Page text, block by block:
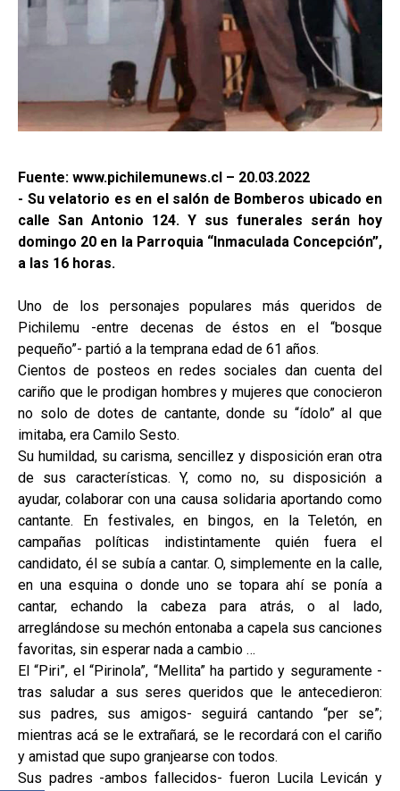
Fuente: www.pichilemunews.cl – 20.03.2022
- Su velatorio es en el salón de Bomberos ubicado en
calle San Antonio 124. Y sus funerales serán hoy
domingo 20 en la Parroquia “Inmaculada Concepción”,
a las 16 horas.
Uno de los personajes populares más queridos de
Pichilemu -entre decenas de éstos en el “bosque
pequeño”- partió a la temprana edad de 61 años.
Cientos de posteos en redes sociales dan cuenta del
cariño que le prodigan hombres y mujeres que conocieron
no solo de dotes de cantante, donde su “ídolo” al que
imitaba, era Camilo Sesto.
Su humildad, su carisma, sencillez y disposición eran otra
de sus características. Y, como no, su disposición a
ayudar, colaborar con una causa solidaria aportando como
cantante. En festivales, en bingos, en la Teletón, en
campañas políticas indistintamente quién fuera el
candidato, él se subía a cantar. O, simplemente en la calle,
en una esquina o donde uno se topara ahí se ponía a
cantar, echando la cabeza para atrás, o al lado,
arreglándose su mechón entonaba a capela sus canciones
favoritas, sin esperar nada a cambio …
El “Piri”, el “Pirinola”, “Mellita” ha partido y seguramente -
tras saludar a sus seres queridos que le antecedieron:
sus padres, sus amigos- seguirá cantando “per se”;
mientras acá se le extrañará, se le recordará con el cariño
y amistad que supo granjearse con todos.
Sus padres -ambos fallecidos- fueron Lucila Levicán y